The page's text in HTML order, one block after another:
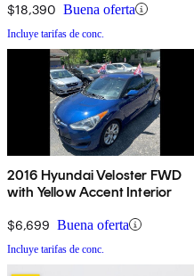
$18,390 Buena oferta
Incluye tarifas de conc.
2016 Hyundai Veloster FWD
with Yellow Accent Interior
$6,699 Buena oferta
Incluye tarifas de conc.